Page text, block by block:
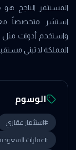
المستثمر الناجح
استشر متخصصاً
واستخدم أدوات مثل
المملكة لا تبني
الوسوم
#استثمار عقاري
#عقارات